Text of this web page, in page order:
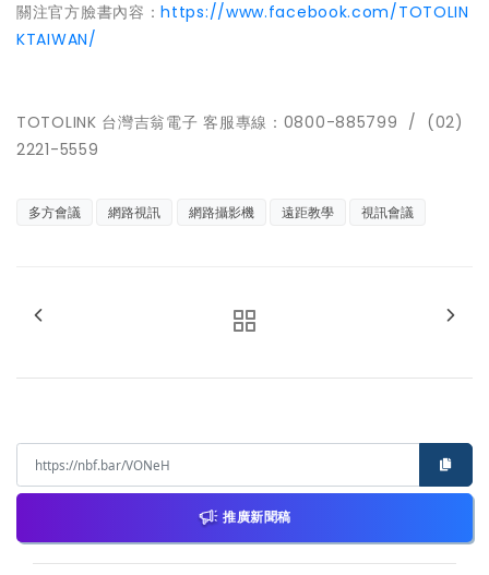
關注官方臉書內容：https://www.facebook.com/TOTOLIN
KTAIWAN/
TOTOLINK 台灣吉翁電子 客服專線：0800-885799 / (02)
2221-5559
多方會議 網路視訊 網路攝影機 遠距教學 視訊會議
推廣新聞稿